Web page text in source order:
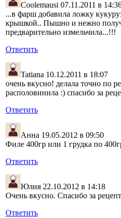
Coolemausi 07.11.2011 в
...в фарш добавила ложку
крышкой.. Пышно и нежно
предварительно измельчила...!!!
Ответить
Tatiana 10.12.2011 в 18:07
очень вкусно! делала точно по
располовинила :) спасибо за
Ответить
Анна 19.05.2012 в 09:50
Филе 400гр или 1 грудка по
Ответить
Юлия 22.10.2012 в 14:18
Очень вкусно. Спасибо за
Ответить